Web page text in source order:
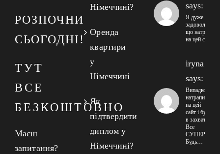
РОЗПОЧНИ
СЬОГОДНІ!
ТУТ
ВСЕ
БЕЗКОШТОВНО
Маєш
запитання?
Німеччині?
Оренда
квартири
у
Німеччині
Як
підтвердити
диплом у
Німеччині?
says:
Я дуже
задоволений
що натрапив
на цей сайт
iryna
says:
Випадково
натрапила
на цей
сайт і була
в захваті!
Все
СУПЕР!
Будь…